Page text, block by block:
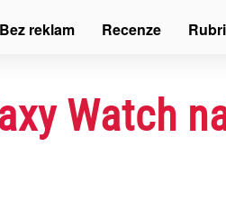
Watch
Bez reklam Recenze